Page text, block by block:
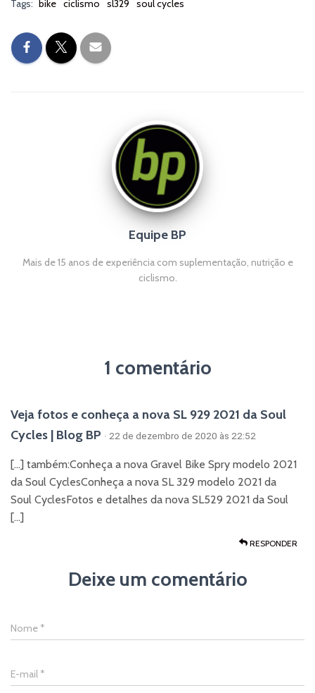
Tags: bike ciclismo sl329 soul cycles
Equipe BP
Mais de 15 anos de experiência com suplementação, nutrição e
ciclismo.
1 comentário
Veja fotos e conheça a nova SL 929 2021 da Soul
Cycles | Blog BP · 22 de dezembro de 2020 às 22:52
[…] também:Conheça a nova Gravel Bike Spry modelo 2021
da Soul CyclesConheça a nova SL 329 modelo 2021 da
Soul CyclesFotos e detalhes da nova SL529 2021 da Soul
[…]
RESPONDER
Deixe um comentário
Nome *
E-mail *